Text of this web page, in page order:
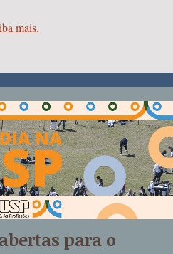
mais.
para o